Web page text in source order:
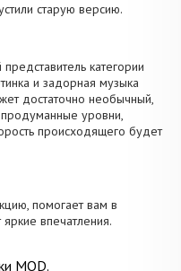
старую версию.
категории
и задорная музыка
достаточно необычный,
уровни,
происходящего будет
помогает вам в
впечатления.
MOD.